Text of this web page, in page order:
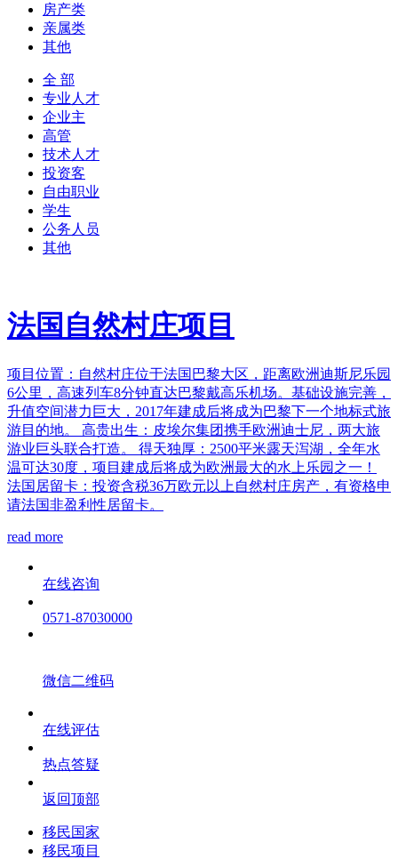
房产类
亲属类
其他
全 部
专业人才
企业主
高管
技术人才
投资客
自由职业
学生
公务人员
其他
法国自然村庄项目
项目位置：自然村庄位于法国巴黎大区，距离欧洲迪斯尼乐园
6公里，高速列车8分钟直达巴黎戴高乐机场。基础设施完善，
升值空间潜力巨大，2017年建成后将成为巴黎下一个地标式旅
游目的地。 高贵出生：皮埃尔集团携手欧洲迪士尼，两大旅
游业巨头联合打造。 得天独厚：2500平米露天泻湖，全年水
温可达30度，项目建成后将成为欧洲最大的水上乐园之一！
法国居留卡：投资含税36万欧元以上自然村庄房产，有资格申
请法国非盈利性居留卡。
read more
在线咨询
0571-87030000
微信二维码
在线评估
热点答疑
返回顶部
移民国家
移民项目